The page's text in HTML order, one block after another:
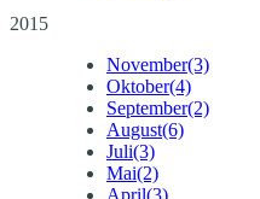
2015
November(3)
Oktober(4)
September(2)
August(6)
Juli(3)
Mai(2)
April(3)